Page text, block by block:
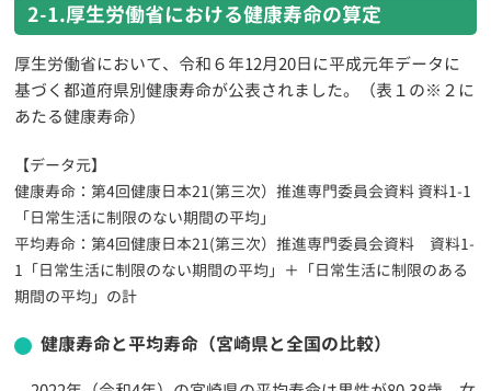
2-1.厚生労働省における健康寿命の算定
厚生労働省において、令和６年12月20日に平成元年データに
基づく都道府県別健康寿命が公表されました。（表１の※２に
あたる健康寿命）
【データ元】
健康寿命：第4回健康日本21(第三次）推進専門委員会資料 資料1-1
「日常生活に制限のない期間の平均」
平均寿命：第4回健康日本21(第三次）推進専門委員会資料 資料1-
1「日常生活に制限のない期間の平均」＋「日常生活に制限のある
期間の平均」の計
健康寿命と平均寿命（宮崎県と全国の比較）